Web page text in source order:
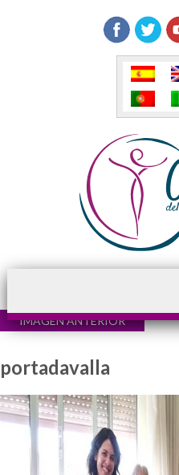
IMAGEN ANTERIOR
portadavalla